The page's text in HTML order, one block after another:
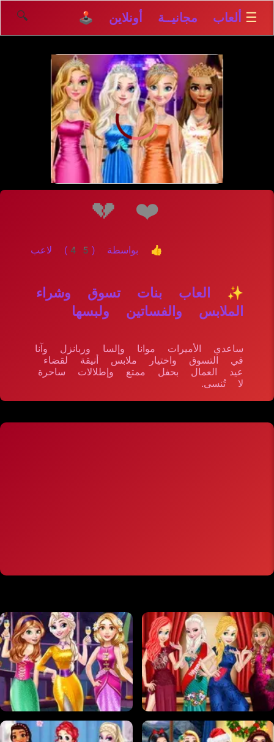
☰ ألعاب مجانيــة أونلاين 🕹️ 🔍
إلعــــب
❤️
💔
👍 بواسطة (45) لاعب
✨ العاب بنات تسوق وشراء
الملابس والفساتين ولبسها
ساعدي الأميرات موانا وإلسا وربانزل وآنا
في التسوق واختيار ملابس أنيقة لقضاء
عيد العمال بحفل ممتع وإطلالات ساحرة
لا تُنسى.